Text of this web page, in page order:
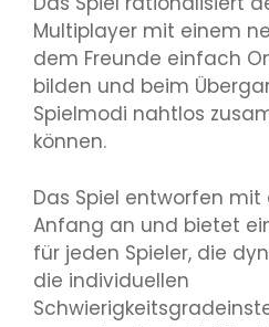
Multiplayer mit einem
dem Freunde einfach
bilden und beim
Spielmodi nahtlos
können.
Das Spiel entworfen mit
Anfang an und bietet
für jeden Spieler, die
die individuellen